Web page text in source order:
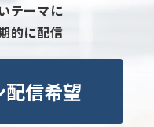
テーマに
的に配信
信希望